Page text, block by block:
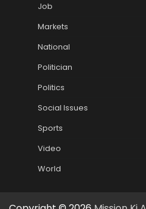
Job
Markets
National
Politician
Politics
Social Issues
Sports
Video
World